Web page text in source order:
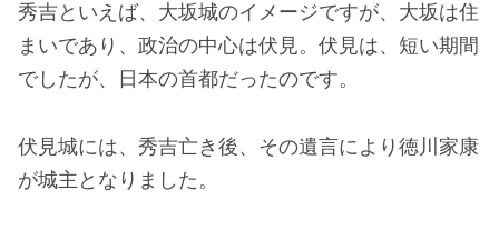
秀吉といえば、大坂城のイメージですが、大坂は住
まいであり、政治の中心は伏見。伏見は、短い期間
でしたが、日本の首都だったのです。
伏見城には、秀吉亡き後、その遺言により徳川家康
が城主となりました。